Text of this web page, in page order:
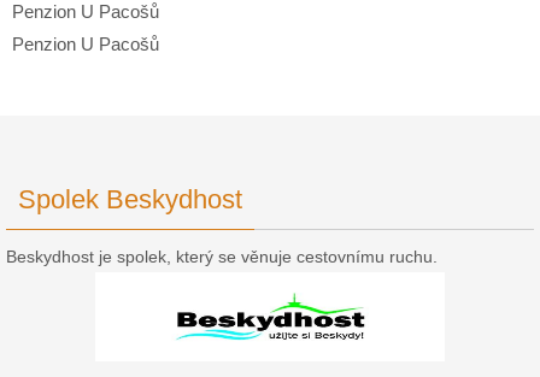
Penzion U Pacošů
Penzion U Pacošů
Spolek Beskydhost
Beskydhost je spolek, který se věnuje cestovnímu ruchu.